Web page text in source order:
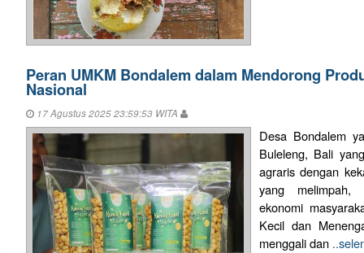
Peran UMKM Bondalem dalam Mendorong
Nasional
17 Agustus 2025 23:59:53 WITA
Desa Bondalem
Buleleng, Bali
agraris dengan
yang melimpah,
ekonomi
Kecil dan
menggali dan